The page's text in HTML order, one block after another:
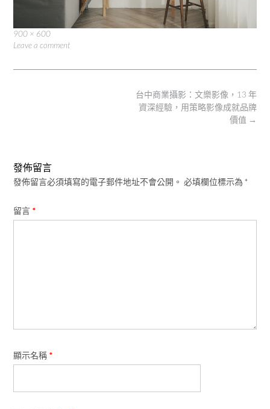
Full
size
900 × 600
Leave a comment
台中商業攝影：文樂影像，13 年
資深經驗，用策略影像成就品牌
價值 →
發佈留言
發佈留言必須填寫的電子郵件地址不會公開。 必填欄位標示為 *
留言 *
顯示名稱 *